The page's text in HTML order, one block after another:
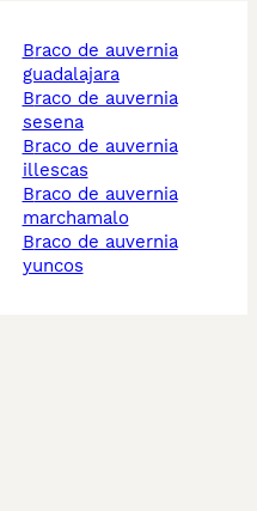
braco de auvernia
guadalajara
braco de auvernia
sesena
braco de auvernia
illescas
braco de auvernia
marchamalo
braco de auvernia
yuncos